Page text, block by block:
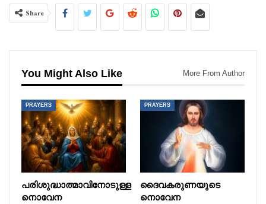
Share
You Might Also Like More From Author
PRAYERS
പരിശുദ്ധാത്മാവിനോടുള്ള
നൊവേന
PRAYERS
ദൈവകരുണയുടെ
നൊവേന